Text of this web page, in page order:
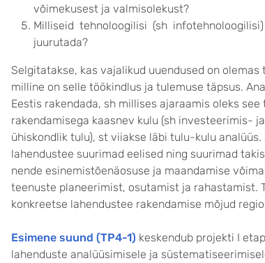
võimekusest ja valmisolekust?
Milliseid tehnoloogilisi (sh
juurutada?
Selgitatakse, kas vajalikud uuendused on
milline on selle töökindlus ja tulemuse täpsus.
Eestis rakendada, sh millises ajaraamis oleks
rakendamisega kaasnev kulu (sh investeerimis-
ühiskondlik tulu), st viiakse läbi tulu-kulu
lahendustee suurimad eelised ning suurimad
nende esinemistõenäosuse ja maandamise
teenuste planeerimist, osutamist ja rahastamist.
konkreetse lahendustee rakendamise mõjud
Esimene suund (TP4-1) keskendub projekti I
lahenduste analüüsimisele ja